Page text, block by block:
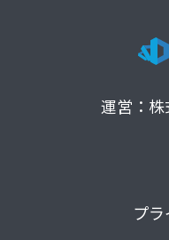
運営：
プ